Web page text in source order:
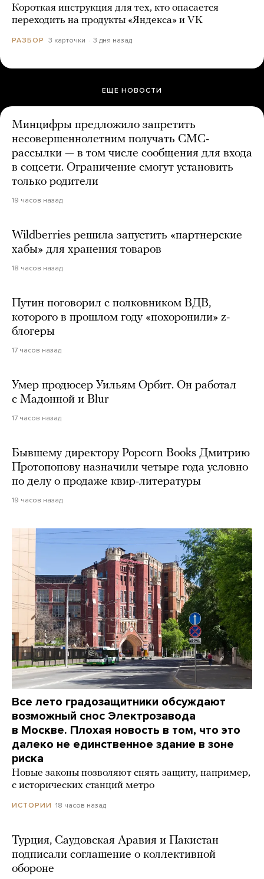
Короткая инструкция для тех, кто опасается
переходить на продукты «Яндекса» и VK
РАЗБОР 3 карточки 3 дня назад
ЕЩЕ НОВОСТИ
Минцифры предложило запретить
несовершеннолетним получать СМС-
рассылки — в том числе сообщения для входа
в соцсети. Ограничение смогут установить
только родители
19 часов назад
Wildberries решила запустить «партнерские
хабы» для хранения товаров
18 часов назад
Путин поговорил с полковником ВДВ,
которого в прошлом году «похоронили» z-
блогеры
17 часов назад
Умер продюсер Уильям Орбит. Он работал
с Мадонной и Blur
17 часов назад
Бывшему директору Popcorn Books Дмитрию
Протопопову назначили четыре года условно
по делу о продаже квир-литературы
19 часов назад
Все лето градозащитники обсуждают
возможный снос Электрозавода
в Москве. Плохая новость в том, что это
далеко не единственное здание в зоне
риска
Новые законы позволяют снять защиту, например,
с исторических станций метро
ИСТОРИИ 18 часов назад
Турция, Саудовская Аравия и Пакистан
подписали соглашение о коллективной
обороне